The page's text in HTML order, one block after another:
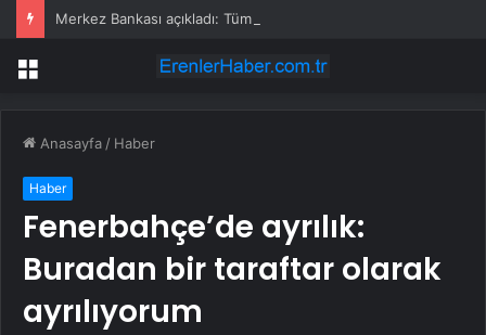
Merkez Bankası açıkladı: Tüm banknotlar değişiyor
Menü
Anasayfa / Haber
Haber
Fenerbahçe’de ayrılık:
Buradan bir taraftar olarak
ayrılıyorum